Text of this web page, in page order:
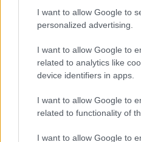
I want to allow Google to
personalized advertising.
I want to allow Google to
related to analytics like
device identifiers in apps.
I want to allow Google to
related to functionality of
I want to allow Google to
Διαβάστε ακόμη
Φωτιά στην
μεγάλη
Συναγερμός